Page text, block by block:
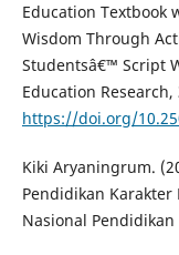
Education Textbook
Wisdom Through
Studentsâ€™ Script
Education Research,
https://doi.org/
Kiki Aryaningrum.
Pendidikan
Nasional Pendidikan